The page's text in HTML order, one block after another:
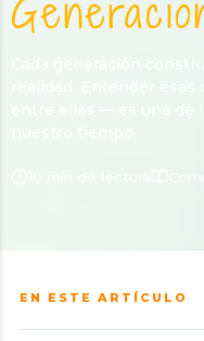
Cada generación
realidad. Entender
entre ellas — es una de
EN ESTE ARTÍCULO